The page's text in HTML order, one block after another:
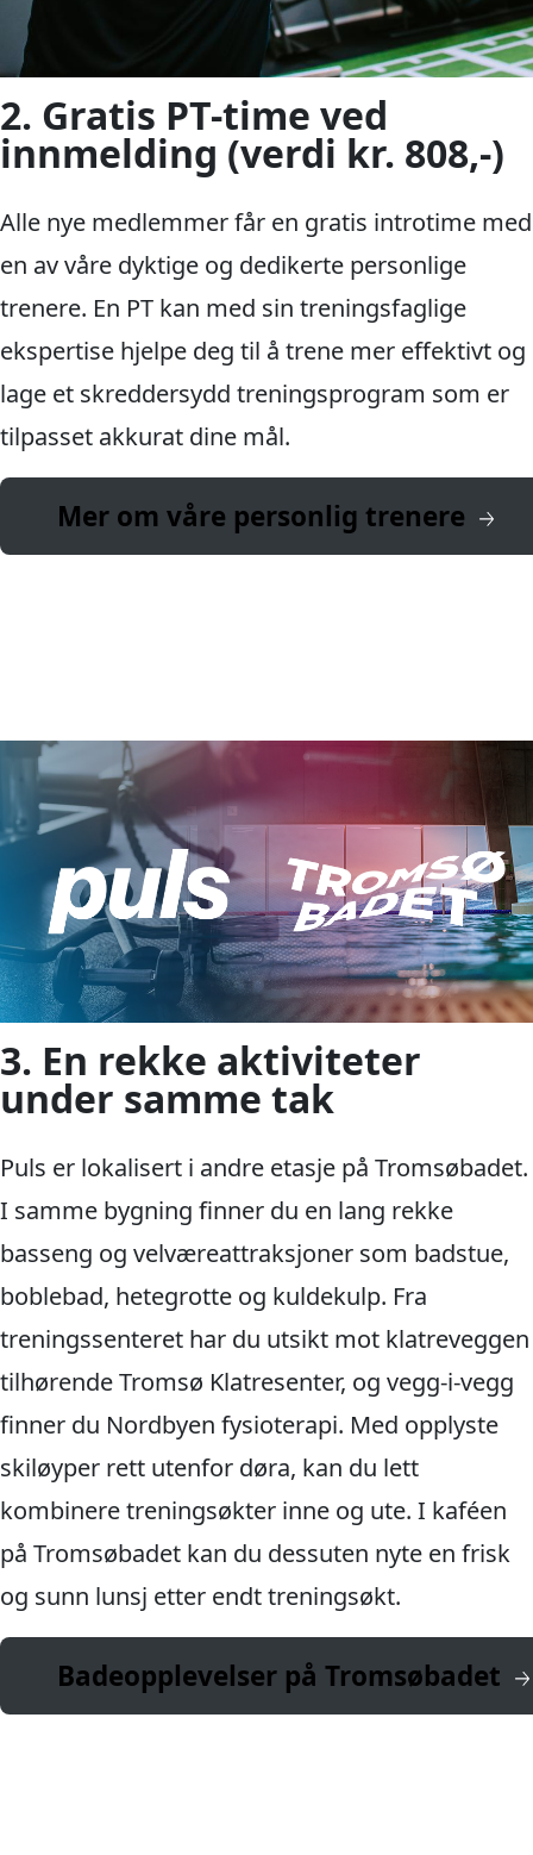
2. Gratis PT-time ved
innmelding (verdi kr. 808,-)
Alle nye medlemmer får en gratis introtime med
en av våre dyktige og dedikerte personlige
trenere. En PT kan med sin treningsfaglige
ekspertise hjelpe deg til å trene mer effektivt og
lage et skreddersydd treningsprogram som er
tilpasset akkurat dine mål.
Mer om våre personlig trenere
3. En rekke aktiviteter
under samme tak
Puls er lokalisert i andre etasje på Tromsøbadet.
I samme bygning finner du en lang rekke
basseng og velværeattraksjoner som badstue,
boblebad, hetegrotte og kuldekulp. Fra
treningssenteret har du utsikt mot klatreveggen
tilhørende Tromsø Klatresenter, og vegg-i-vegg
finner du Nordbyen fysioterapi. Med opplyste
skiløyper rett utenfor døra, kan du lett
kombinere treningsøkter inne og ute. I kaféen
på Tromsøbadet kan du dessuten nyte en frisk
og sunn lunsj etter endt treningsøkt.
Badeopplevelser på Tromsøbadet